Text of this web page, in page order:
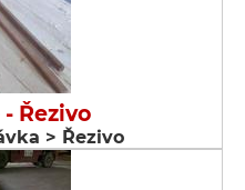
Řezivo
> Řezivo